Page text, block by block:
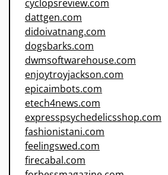
cyclopsreview.com
dattgen.com
didoivatnang.com
dogsbarks.com
dwmsoftwarehouse.com
enjoytroyjackson.com
epicaimbots.com
etech4news.com
expresspsychedelicsshop.com
fashionistani.com
feelingswed.com
firecabal.com